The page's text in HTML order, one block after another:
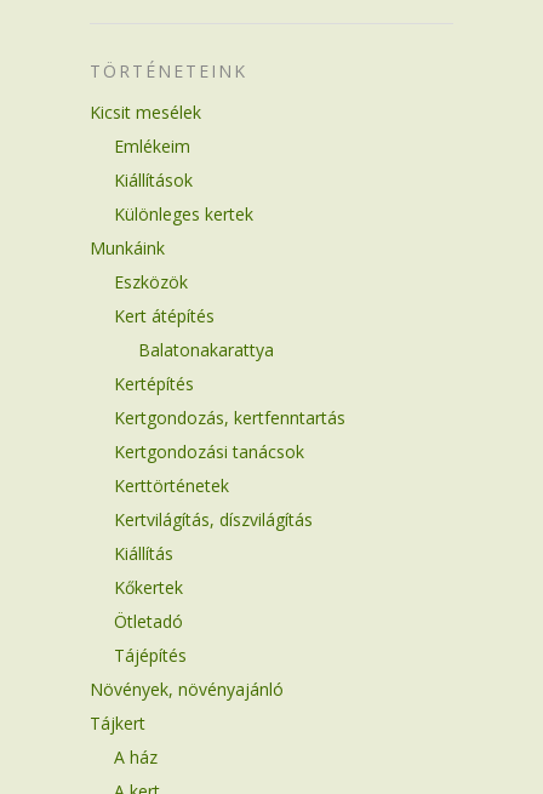
TÖRTÉNETEINK
Kicsit mesélek
Emlékeim
Kiállítások
Különleges kertek
Munkáink
Eszközök
Kert átépítés
Balatonakarattya
Kertépítés
Kertgondozás, kertfenntartás
Kertgondozási tanácsok
Kerttörténetek
Kertvilágítás, díszvilágítás
Kiállítás
Kőkertek
Ötletadó
Tájépítés
Növények, növényajánló
Tájkert
A ház